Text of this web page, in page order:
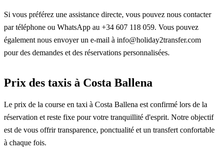
Si vous préférez une assistance directe, vous pouvez nous contacter
par téléphone ou WhatsApp au +34 607 118 059. Vous pouvez
également nous envoyer un e-mail à info@holiday2transfer.com
pour des demandes et des réservations personnalisées.
Prix des taxis à Costa Ballena
Le prix de la course en taxi à Costa Ballena est confirmé lors de la
réservation et reste fixe pour votre tranquillité d'esprit. Notre objectif
est de vous offrir transparence, ponctualité et un transfert confortable
à chaque fois.